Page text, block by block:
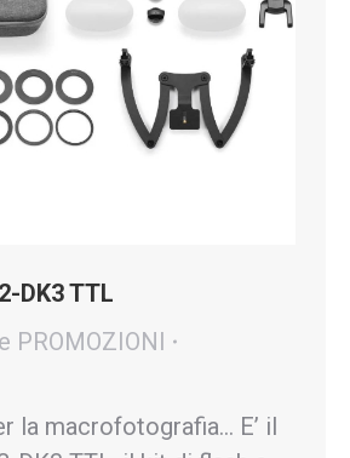
DK3 TTL
PROMOZIONI
la macrofotografia… E’ il